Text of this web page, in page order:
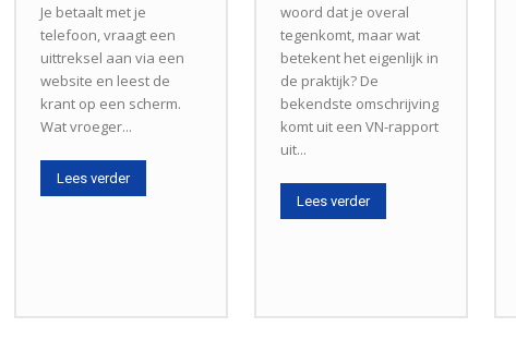
Je betaalt met je
telefoon, vraagt een
uittreksel aan via een
website en leest de
krant op een scherm.
Wat vroeger...
Lees verder
woord dat je overal
tegenkomt, maar wat
betekent het eigenlijk in
de praktijk? De
bekendste omschrijving
komt uit een VN-rapport
uit...
Lees verder